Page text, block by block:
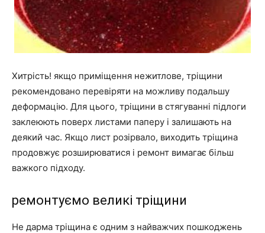
Хитрість! якщо приміщення нежитлове, тріщини
рекомендовано перевіряти на можливу подальшу
деформацію. Для цього, тріщини в стягуванні підлоги
заклеюють поверх листами паперу і залишають на
деякий час. Якщо лист розірвало, виходить тріщина
продовжує розширюватися і ремонт вимагає більш
важкого підходу.
ремонтуємо великі тріщини
Не дарма тріщина є одним з найважчих пошкоджень